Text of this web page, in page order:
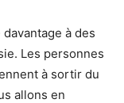
à des
Les personnes
à sortir du
allons en